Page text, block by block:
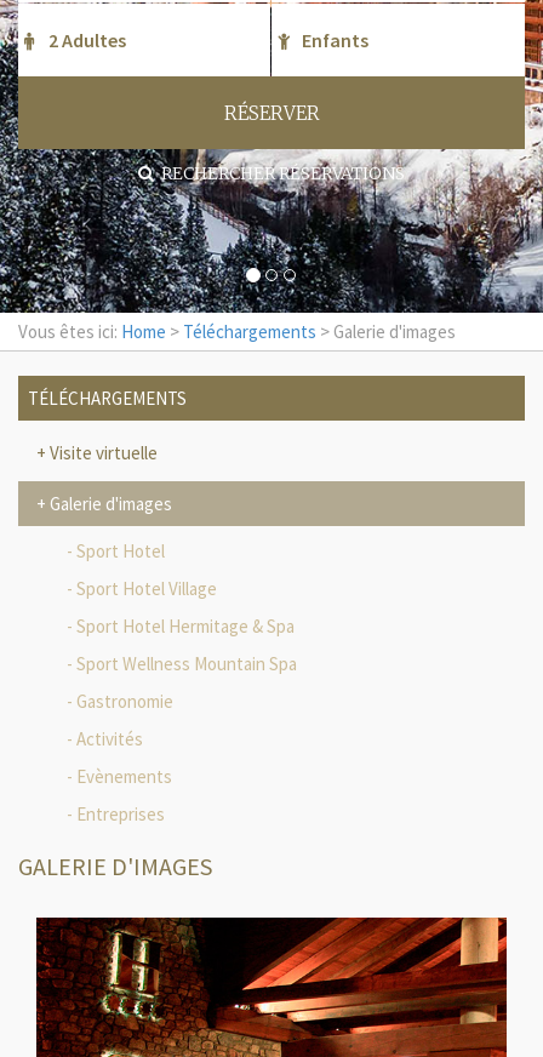
RÉSERVER
RECHERCHER RÉSERVATIONS
Vous êtes ici: Home > Téléchargements > Galerie d'images
TÉLÉCHARGEMENTS
Visite virtuelle
Galerie d'images
Sport Hotel
Sport Hotel Village
Sport Hotel Hermitage & Spa
Sport Wellness Mountain Spa
Gastronomie
Activités
Evènements
Entreprises
GALERIE D'IMAGES